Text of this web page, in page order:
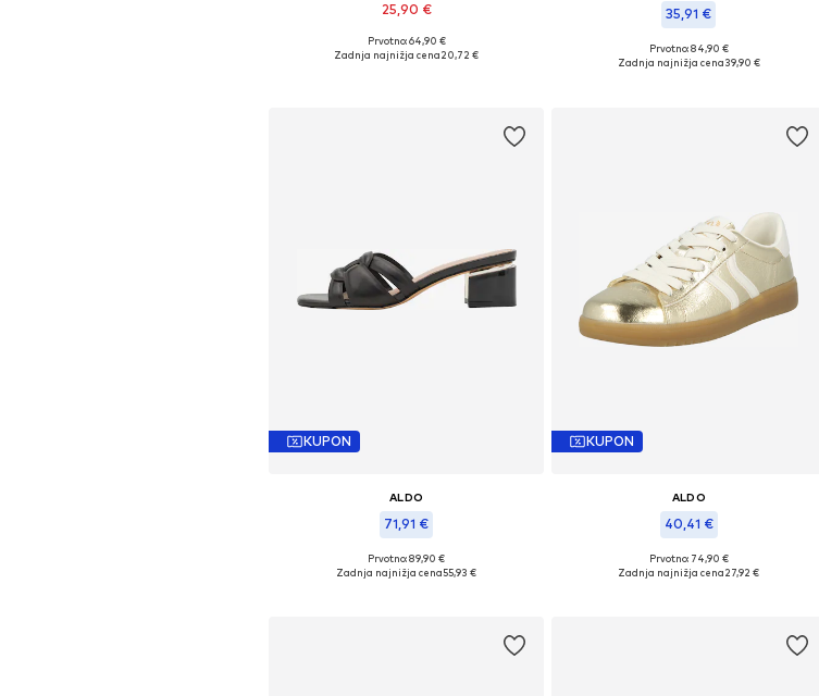
25,90 €
Razpoložljive velikosti: 38
Prvotno: 64,90 €
Zadnja najnižja cena20,72 €
35,91 €
Razpoložljive velikosti: 37
Prvotno: 84,90 €
Zadnja najnižja cena39,90 €
KUPON
ALDO
71,91 €
Razpoložljive velikosti: 36-36,5
Prvotno: 89,90 €
Zadnja najnižja cena55,93 €
KUPON
ALDO
40,41 €
Razpoložljive velikosti: 37, 38
Prvotno: 74,90 €
Zadnja najnižja cena27,92 €